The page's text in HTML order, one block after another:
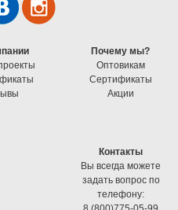
Почему мы?
Оптовикам
Cертификаты
Акции
Контакты
Вы всегда можете
задать вопрос по
телефону: